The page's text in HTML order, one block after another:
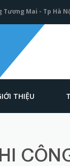
Tương Mai - Tp Hà
THIỆU